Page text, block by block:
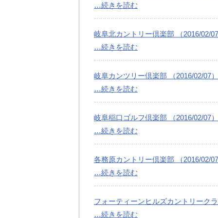
…続きを読む
岐阜北カントリー倶楽部 （2016/02/07
…続きを読む
岐阜カンツリー倶楽部 （2016/02/07）
…続きを読む
岐阜稲口ゴルフ倶楽部 （2016/02/07）
…続きを読む
各務原カントリー倶楽部 （2016/02/07
…続きを読む
フォーティーンヒルズカントリークラ
…続きを読む